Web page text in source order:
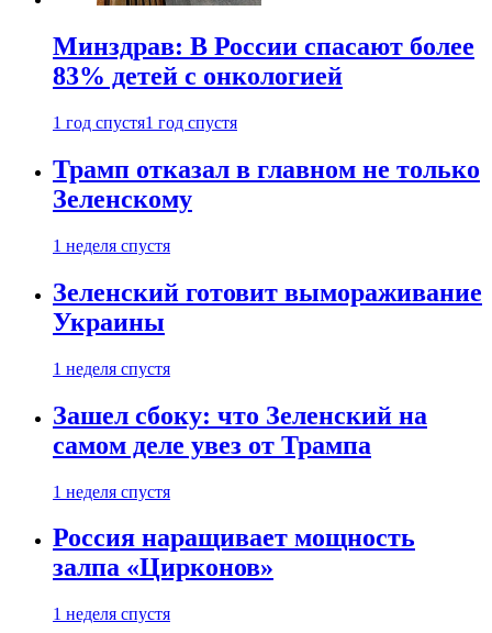
Минздрав: В России спасают более
83% детей с онкологией
1 год спустя1 год спустя
Трамп отказал в главном не только
Зеленскому
1 неделя спустя
Зеленский готовит вымораживание
Украины
1 неделя спустя
Зашел сбоку: что Зеленский на
самом деле увез от Трампа
1 неделя спустя
Россия наращивает мощность
залпа «Цирконов»
1 неделя спустя